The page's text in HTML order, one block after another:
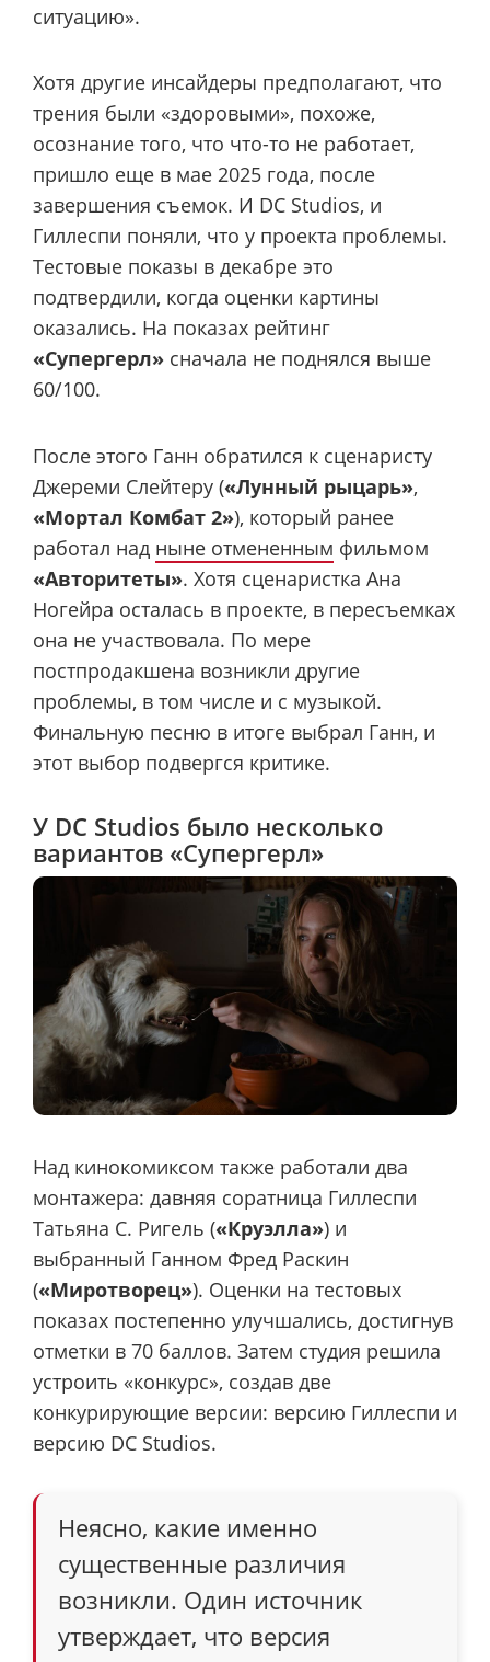
ситуацию».
Хотя другие инсайдеры предполагают, что
трения были «здоровыми», похоже,
осознание того, что что-то не работает,
пришло еще в мае 2025 года, после
завершения съемок. И DC Studios, и
Гиллеспи поняли, что у проекта проблемы.
Тестовые показы в декабре это
подтвердили, когда оценки картины
оказались. На показах рейтинг
«Супергерл» сначала не поднялся выше
60/100.
После этого Ганн обратился к сценаристу
Джереми Слейтеру («Лунный рыцарь»,
«Мортал Комбат 2»), который ранее
работал над ныне отмененным фильмом
«Авторитеты». Хотя сценаристка Ана
Ногейра осталась в проекте, в пересъемках
она не участвовала. По мере
постпродакшена возникли другие
проблемы, в том числе и с музыкой.
Финальную песню в итоге выбрал Ганн, и
этот выбор подвергся критике.
У DC Studios было несколько
вариантов «Супергерл»
Над кинокомиксом также работали два
монтажера: давняя соратница Гиллеспи
Татьяна С. Ригель («Круэлла») и
выбранный Ганном Фред Раскин
(«Миротворец»). Оценки на тестовых
показах постепенно улучшались, достигнув
отметки в 70 баллов. Затем студия решила
устроить «конкурс», создав две
конкурирующие версии: версию Гиллеспи и
версию DC Studios.
Неясно, какие именно
существенные различия
возникли. Один источник
утверждает, что версия